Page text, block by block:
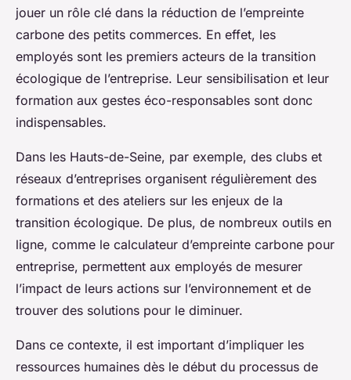
jouer un rôle clé dans la réduction de l’empreinte
carbone des petits commerces. En effet, les
employés sont les premiers acteurs de la transition
écologique de l’entreprise. Leur sensibilisation et leur
formation aux gestes éco-responsables sont donc
indispensables.
Dans les Hauts-de-Seine, par exemple, des clubs et
réseaux d’entreprises organisent régulièrement des
formations et des ateliers sur les enjeux de la
transition écologique. De plus, de nombreux outils en
ligne, comme le calculateur d’empreinte carbone pour
entreprise, permettent aux employés de mesurer
l’impact de leurs actions sur l’environnement et de
trouver des solutions pour le diminuer.
Dans ce contexte, il est important d’impliquer les
ressources humaines dès le début du processus de